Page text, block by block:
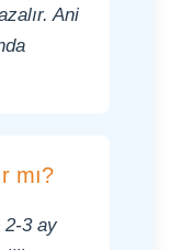
Ani
mı?
2-3 ay